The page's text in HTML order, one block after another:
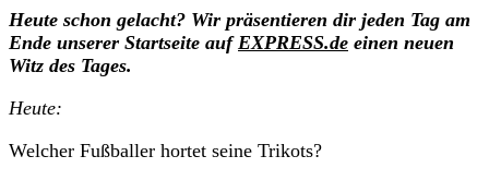
Heute schon gelacht? Wir präsentieren dir jeden Tag am
Ende unserer Startseite auf EXPRESS.de einen neuen
Witz des Tages.
Heute:
Welcher Fußballer hortet seine Trikots?